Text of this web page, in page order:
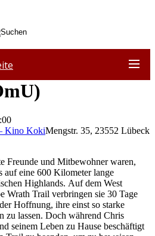
Kino KokiMengstr. 35, 23552 Lübeck
Freunde und Mitbewohner waren,
auf eine 600 Kilometer lange
Highlands. Auf dem West
Wrath Trail verbringen sie 30 Tage
Hoffnung, ihre einst so starke
zu lassen. Doch während Chris
seinem Leben zu Hause beschäftigt